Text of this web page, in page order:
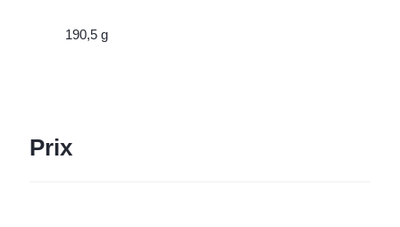
190,5 g
Prix